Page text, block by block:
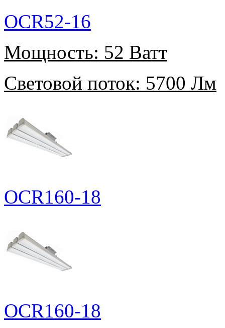
OCR52-16
Мощность: 52 Ватт
Световой поток: 5700 Лм
OCR160-18
OCR160-18